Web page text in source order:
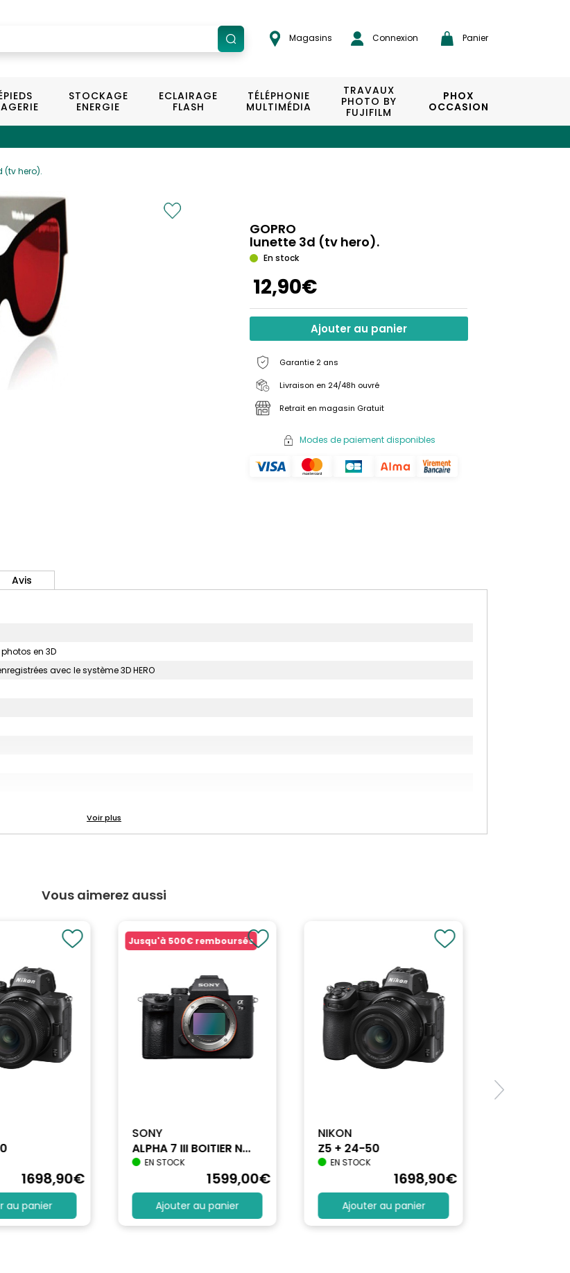
Magasins Connexion Panier
STOCKAGE
ENERGIE
ECLAIRAGE
FLASH
TÉLÉPHONIE
MULTIMÉDIA
TRAVAUX
PHOTO BY
FUJIFILM
PHOX
OCCASION
(tv hero).
GOPRO
lunette 3d (tv hero).
En stock
12,90€
Ajouter au panier
Garantie 2 ans
Livraison en 24/48h ouvré
Retrait en magasin Gratuit
Modes de paiement disponibles
Avis
en 3D
avec le système 3D HERO
Vous aimerez aussi
1698,90€
au panier
Jusqu'à 500€ remboursés
SONY
ALPHA 7 III BOITIER N...
EN STOCK
1599,00€
Ajouter au panier
NIKON
Z5 + 24-50
EN STOCK
1698,90€
Ajouter au panier